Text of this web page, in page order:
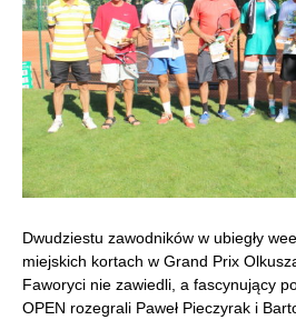
Dwudziestu zawodników w ubiegły
miejskich kortach w Grand Prix
Faworyci nie zawiedli, a fascynujący
OPEN rozegrali Paweł Pieczyrak i